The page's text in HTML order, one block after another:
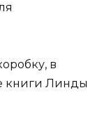
в
книги Линды